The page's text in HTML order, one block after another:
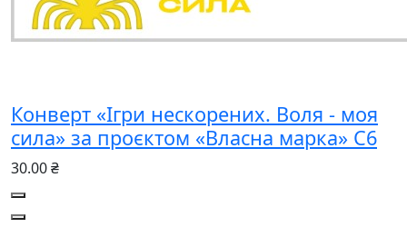
Конверт «Ігри нескорених. Воля - моя
сила» за проєктом «Власна марка» C6
30.00 ₴